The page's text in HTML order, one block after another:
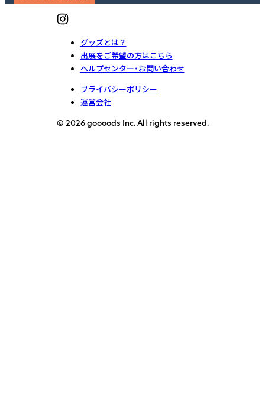
グッズとは？
出展をご希望の方はこちら
ヘルプセンター・お問い合わせ
プライバシーポリシー
運営会社
© 2026 goooods Inc. All rights reserved.